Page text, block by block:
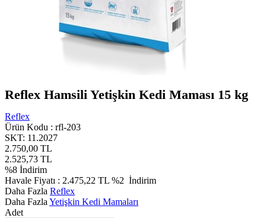
Reflex Hamsili Yetişkin Kedi Maması 15 kg
Reflex
Ürün Kodu : rfl-203
SKT: 11.2027
2.750,00 TL
2.525,73 TL
%8 İndirim
Havale Fiyatı : 2.475,22 TL %2 İndirim
Daha Fazla Reflex
Daha Fazla Yetişkin Kedi Mamaları
Adet